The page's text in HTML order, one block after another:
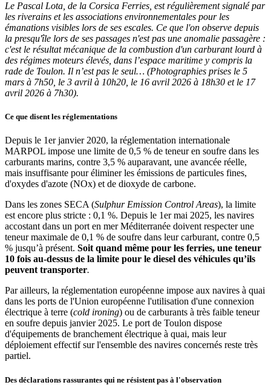
Le Pascal Lota, de la Corsica Ferries, est régulièrement signalé par
les riverains et les associations environnementales pour les
émanations visibles lors de ses escales. Ce que l'on observe depuis
la presqu'île lors de ses passages n'est pas une anomalie passagère :
c'est le résultat mécanique de la combustion d'un carburant lourd à
des régimes moteurs élevés, dans l’espace maritime y compris la
rade de Toulon. Il n’est pas le seul… (Photographies prises le 5
mars à 7h50, le 3 avril à 10h20, le 16 avril 2026 à 18h30 et le 17
avril 2026 à 7h30).
Ce que disent les réglementations
Depuis le 1er janvier 2020, la réglementation internationale
MARPOL impose une limite de 0,5 % de teneur en soufre dans les
carburants marins, contre 3,5 % auparavant, une avancée réelle,
mais insuffisante pour éliminer les émissions de particules fines,
d'oxydes d'azote (NOx) et de dioxyde de carbone.
Dans les zones SECA (Sulphur Emission Control Areas), la limite
est encore plus stricte : 0,1 %. Depuis le 1er mai 2025, les navires
accostant dans un port en mer Méditerranée doivent respecter une
teneur maximale de 0,1 % de soufre dans leur carburant, contre 0,5
% jusqu’à présent. Soit quand même pour les ferries, une teneur
10 fois au-dessus de la limite pour le diesel des véhicules qu’ils
peuvent transporter.
Par ailleurs, la réglementation européenne impose aux navires à quai
dans les ports de l'Union européenne l'utilisation d'une connexion
électrique à terre (cold ironing) ou de carburants à très faible teneur
en soufre depuis janvier 2025. Le port de Toulon dispose
d'équipements de branchement électrique à quai, mais leur
déploiement effectif sur l'ensemble des navires concernés reste très
partiel.
Des déclarations rassurantes qui ne résistent pas à l'observation